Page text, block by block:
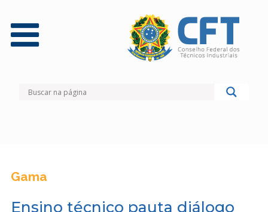
Gama
Ensino técnico pauta diálogo